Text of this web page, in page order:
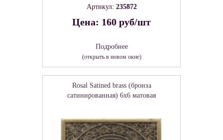
Артикул: 235872
Цена: 160 руб/шт
Подробнее
(открыть в новом окне)
Rosal Satined brass (бронза
сатинированная) 6х6 матовая